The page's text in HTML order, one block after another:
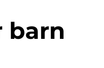
barn